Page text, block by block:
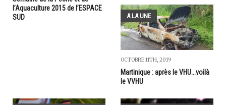
l’Aquaculture 2015 de l’ESPACE
SUD
A LA UNE
OCTOBRE 11TH, 2019
Martinique : après le VHU...voilà
le VVHU